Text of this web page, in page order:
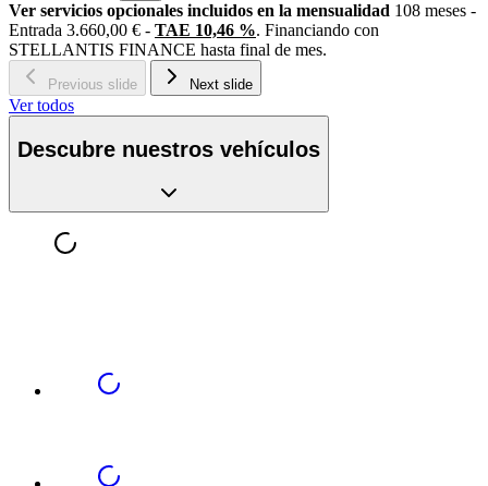
Ver servicios opcionales incluidos en la mensualidad 108 meses -
Entrada 3.660,00 € - TAE 10,46 %. Financiando con
STELLANTIS FINANCE hasta final de mes.
Previous slide Next slide
Ver todos
Descubre nuestros vehículos